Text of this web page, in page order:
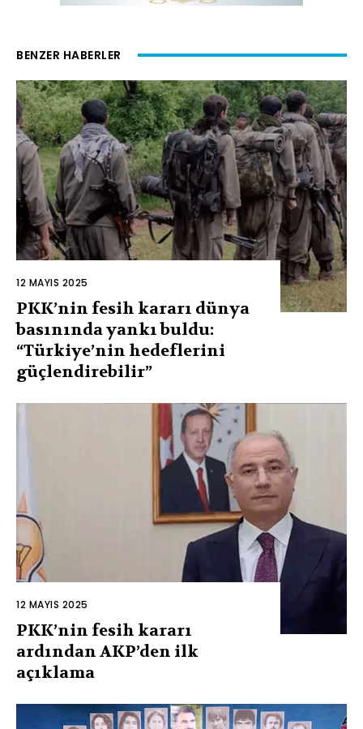
BENZER HABERLER
12 MAYIS 2025
PKK’nin fesih kararı dünya
basınında yankı buldu:
“Türkiye’nin hedeflerini
güçlendirebilir”
12 MAYIS 2025
PKK’nin fesih kararı
ardından AKP’den ilk
açıklama